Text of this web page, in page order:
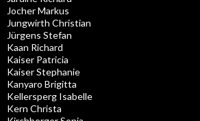
Jocher Markus
Jungwirth Christian
Jürgens Stefan
Kaan Richard
Kaiser Patricia
Kaiser Stephanie
Kanyaro Brigitta
Kellersperg Isabelle
Kern Christa